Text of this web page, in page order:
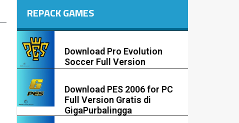
REPACK GAMES
Download Pro Evolution
Soccer Full Version
Download PES 2006 for PC
Full Version Gratis di
GigaPurbalingga